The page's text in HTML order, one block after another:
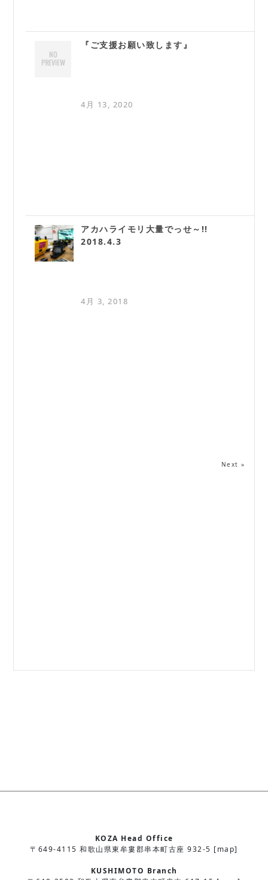
『ご支援お願い致します』
4月 13, 2020
アカハライモリ大量でっせ～!!
2018.4.3
4月 3, 2018
Next »
KOZA Head Office
〒649-4115 和歌山県東牟婁郡串本町古座 932-5 [map]
KUSHIMOTO Branch